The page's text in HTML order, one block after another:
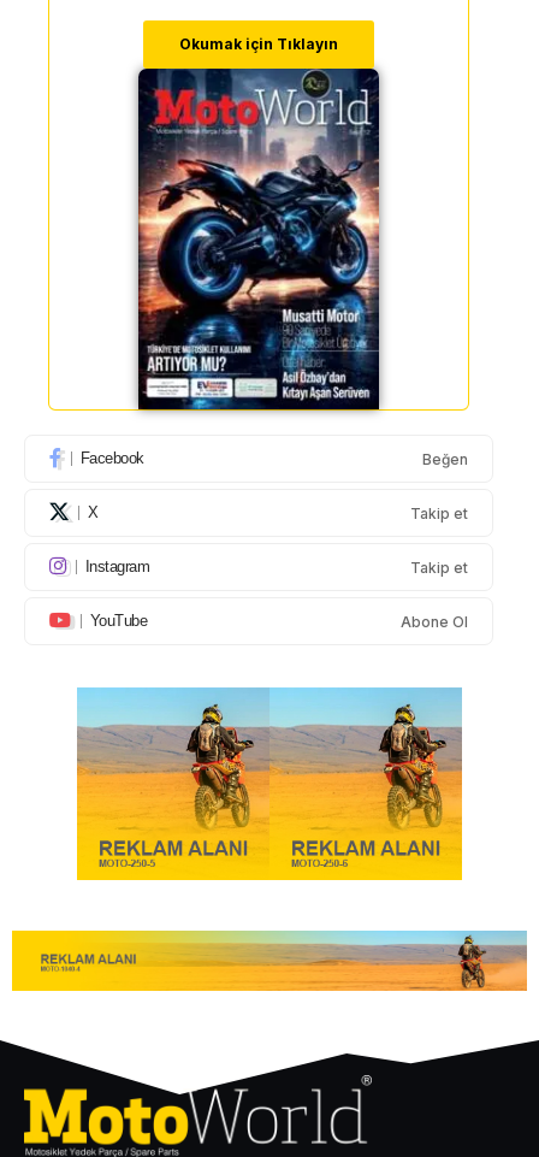
Okumak için Tıklayın
Facebook Beğen
X Takip et
Instagram Takip et
YouTube Abone Ol